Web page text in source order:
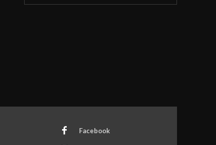
Facebook